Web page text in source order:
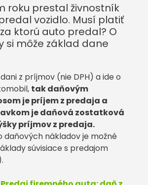
roku prestal živnostník
vozidlo. Musí platiť
ktorú auto predal? O
si môže základ dane
z príjmov (nie DPH) a ide o
tak daňovým
je príjem z predaja a
je daňová zostatková
príjmov z predaja.
daňových nákladov je možné
súvisiace s predajom